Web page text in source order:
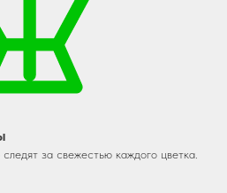
за свежестью каждого цветка.